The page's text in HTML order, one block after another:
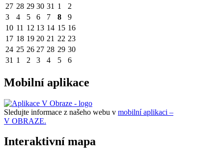
27 28 29 30 31 1
2
3
4 5 6 7 8
9
10 11 12 13 14 15 16
17 18 19 20 21 22 23
24 25 26 27 28 29 30
31 1 2 3 4 5 6
Mobilní aplikace
Sledujte informace z našeho webu v mobilní aplikaci –
V OBRAZE.
Interaktivní mapa